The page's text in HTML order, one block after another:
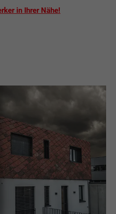
in Ihrer Nähe!